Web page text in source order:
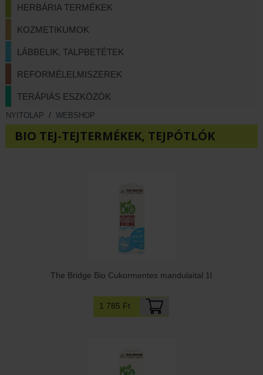
HERBÁRIA TERMÉKEK
KOZMETIKUMOK
LÁBBELIK, TALPBETÉTEK
REFORMÉLELMISZEREK
TERÁPIÁS ESZKÖZÖK
NYITOLAP / WEBSHOP
BIO TEJ-TEJTERMÉKEK, TEJPÓTLÓK
The Bridge Bio Cukormentes mandulaital 1l
1 785 Ft